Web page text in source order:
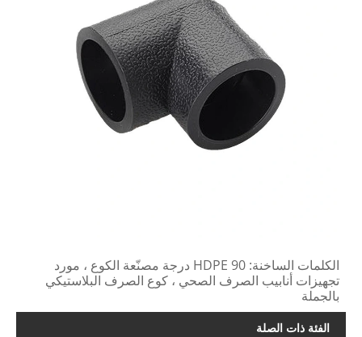
الكلمات الساخنة: HDPE 90 درجة مصنّعة الكوع ، مورد
تجهيزات أنابيب الصرف الصحي ، كوع الصرف البلاستيكي
بالجملة
الفئة ذات الصلة